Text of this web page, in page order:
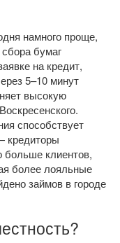
намного проще,
бумаг
на кредит,
5–10 минут
высокую
способствует
кредиторы
больше клиентов,
более лояльные
займов в городе